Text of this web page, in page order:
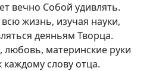
вечно Собой удивлять.
жизнь, изучая науки,
деяньям Творца.
любовь, материнские руки
каждому слову отца.